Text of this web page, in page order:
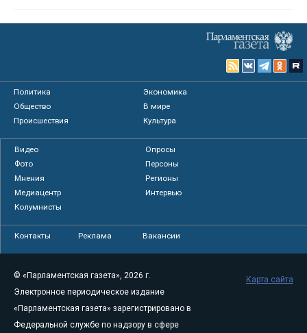
Политика
Экономика
Общество
В мире
Происшествия
Культура
Видео
Опросы
Фото
Персоны
Мнения
Регионы
Медиацентр
Интервью
Колумнисты
Контакты Реклама Вакансии
© «Парламентская газета», 2026 г.
Электронное периодическое издание
«Парламентская газета» зарегистрировано в
Федеральной службе по надзору в сфере
Карта сайта